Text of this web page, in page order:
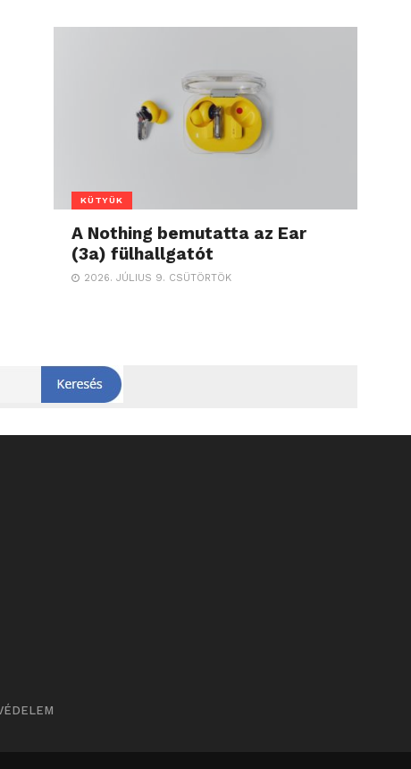
KÜTYÜK
A Nothing bemutatta az Ear
(3a) fülhallgatót
2026. JÚLIUS 9. CSÜTÖRTÖK